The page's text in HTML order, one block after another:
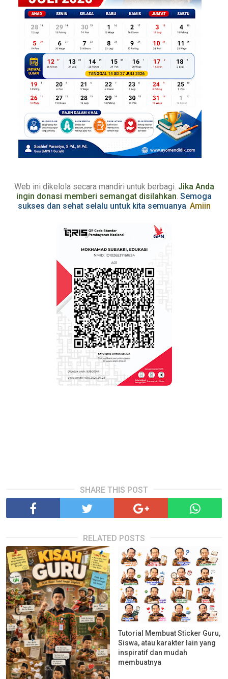
Web ini dikelola secara mandiri untuk berbagi Jika Anda
ingin donasi memberi semangat disilahkan Semoga
sukses dan sehat selalu untuk kita semuanya Amiin
SHARE THIS POST
RELATED POSTS
Tutorial Membuat Sticker Guru,
Siswa, atau karakter lain yang
inspiratif dan mudah
membuatnya